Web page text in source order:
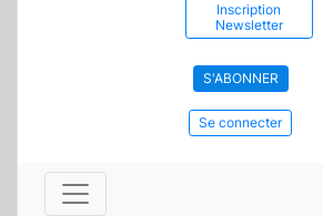
Inscription
Newsletter
S'ABONNER
Se connecter